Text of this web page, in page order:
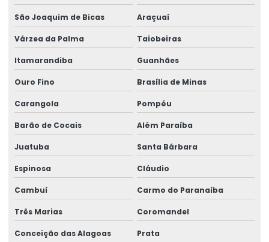
Reforma de ponte rolante em am
Reforma de ponte rolante em pr
Reforma de ponte rolante em rs
Reforma de talha elétrica
Reforma de talha elétrica em am
Reforma de talha elétrica em sc
Representação swf krantechnik brasil
Retrofit de pontes rolantes
São Joaquim de Bicas Araçuaí
Várzea da Palma Taiobeiras
Itamarandiba Guanhães
Ouro Fino Brasília de Minas
Carangola Pompéu
Barão de Cocais Além Paraíba
Juatuba Santa Bárbara
Espinosa Cláudio
Cambuí Carmo do Paranaíba
Três Marias Coromandel
Conceição das Alagoas Prata